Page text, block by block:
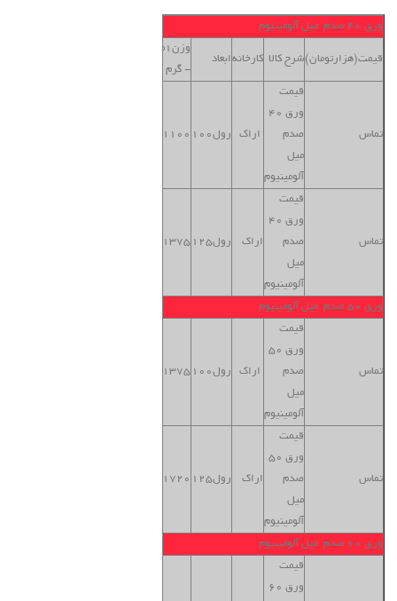
ورق 40 صدم میل آلومینیوم
قیمت(هزارتومان)شرح کالا کارخانهابعاد
وزن1متر
- گرم
تماس
قیمت
ورق 40
صدم
میل
آلومینیوم
اراک رول100 1100
تماس
قیمت
ورق 40
صدم
میل
آلومینیوم
اراک رول125 1375
ورق 50 صدم میل آلومینیوم
تماس
قیمت
ورق 50
صدم
میل
آلومینیوم
اراک رول100 1375
تماس
قیمت
ورق 50
صدم
میل
آلومینیوم
اراک رول125 1720
ورق 60 صدم میل آلومینیوم
قیمت
ورق 60